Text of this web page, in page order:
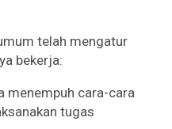
telah mengatur
bekerja:
menempuh cara-cara
tugas